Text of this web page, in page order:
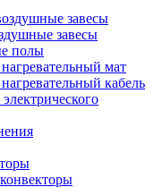
завесы
завесы
полы
мат
кабель